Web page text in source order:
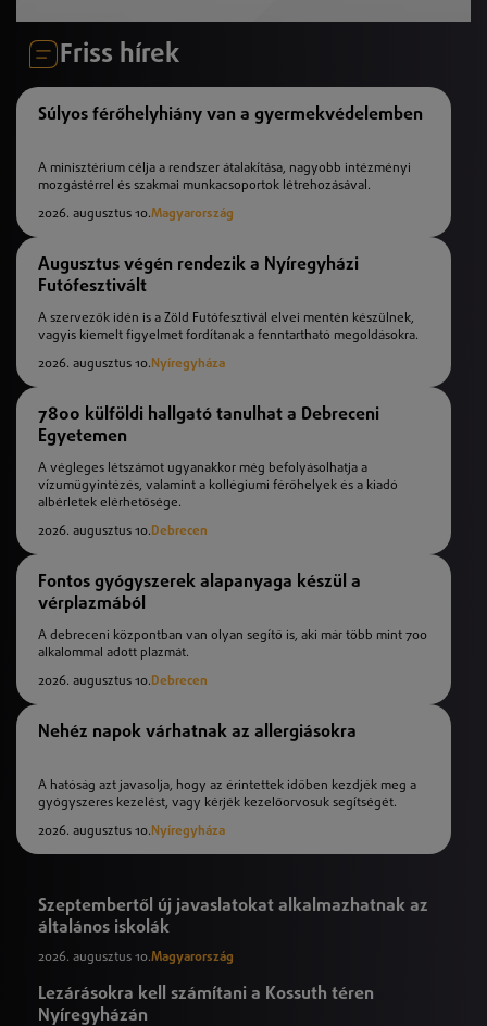
Friss hírek
Súlyos férőhelyhiány van a gyermekvédelemben
A minisztérium célja a rendszer átalakítása, nagyobb intézményi
mozgástérrel és szakmai munkacsoportok létrehozásával.
2026. augusztus 10.Magyarország
Augusztus végén rendezik a Nyíregyházi
Futófesztivált
A szervezők idén is a Zöld Futófesztivál elvei mentén készülnek,
vagyis kiemelt figyelmet fordítanak a fenntartható megoldásokra.
2026. augusztus 10. Nyíregyháza
7800 külföldi hallgató tanulhat a Debreceni
Egyetemen
A végleges létszámot ugyanakkor még befolyásolhatja a
vízumügyintézés, valamint a kollégiumi férőhelyek és a kiadó
albérletek elérhetősége.
2026. augusztus 10.Debrecen
Fontos gyógyszerek alapanyaga készül a
vérplazmából
A debreceni központban van olyan segítő is, aki már több mint 700
alkalommal adott plazmát.
2026. augusztus 10.Debrecen
Nehéz napok várhatnak az allergiásokra
A hatóság azt javasolja, hogy az érintettek időben kezdjék meg a
gyógyszeres kezelést, vagy kérjék kezelőorvosuk segítségét.
2026. augusztus 10. Nyíregyháza
Szeptembertől új javaslatokat alkalmazhatnak az
általános iskolák
2026. augusztus 10.Magyarország
Lezárásokra kell számítani a Kossuth téren
Nyíregyházán